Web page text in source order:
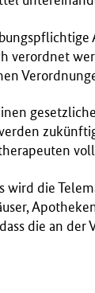
verordnet
wird die
die an